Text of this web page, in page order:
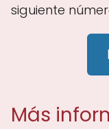
siguiente
Más